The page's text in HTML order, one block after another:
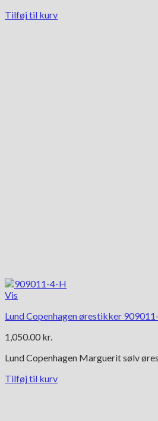
Tilføj til kurv
Vis
Lund Copenhagen ørestikker
1,050.00 kr.
Lund Copenhagen Marguerit sølv
Tilføj til kurv